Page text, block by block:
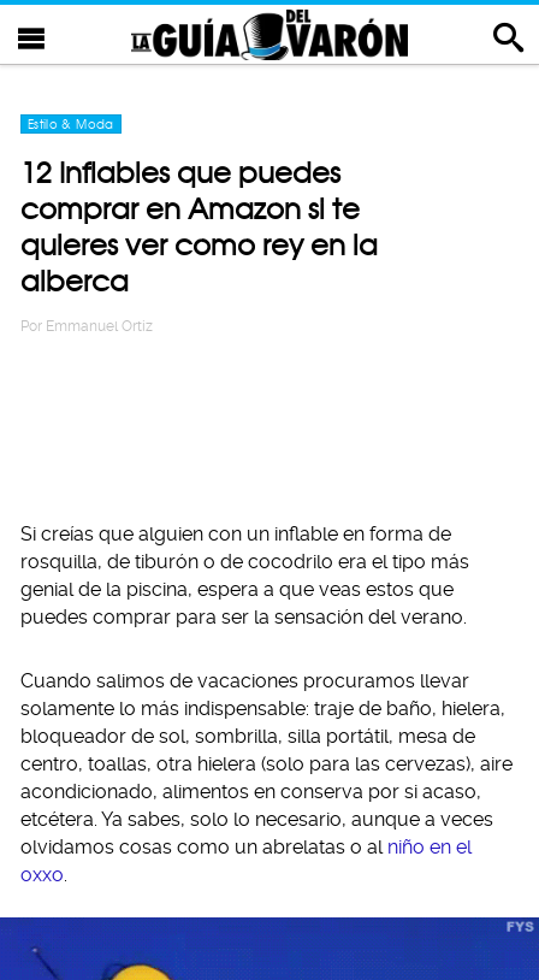
Estilo & Moda
12 Inflables que puedes
comprar en Amazon si te
quieres ver como rey en la
alberca
Por Emmanuel Ortiz
Si creías que alguien con un inflable en forma de
rosquilla, de tiburón o de cocodrilo era el tipo más
genial de la piscina, espera a que veas estos que
puedes comprar para ser la sensación del verano.
Cuando salimos de vacaciones procuramos llevar
solamente lo más indispensable: traje de baño, hielera,
bloqueador de sol, sombrilla, silla portátil, mesa de
centro, toallas, otra hielera (solo para las cervezas), aire
acondicionado, alimentos en conserva por si acaso,
etcétera. Ya sabes, solo lo necesario, aunque a veces
olvidamos cosas como un abrelatas o al niño en el
oxxo.